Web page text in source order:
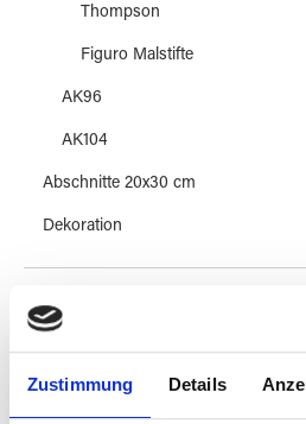
Zustimmung Details
Thompson
Figuro Malstifte
AK96
AK104
Abschnitte 20x30 cm
Dekoration